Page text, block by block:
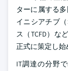
ターに属する
イニシアチブ
ス（TCFD）な
正式に策定し始
IT調達の分野